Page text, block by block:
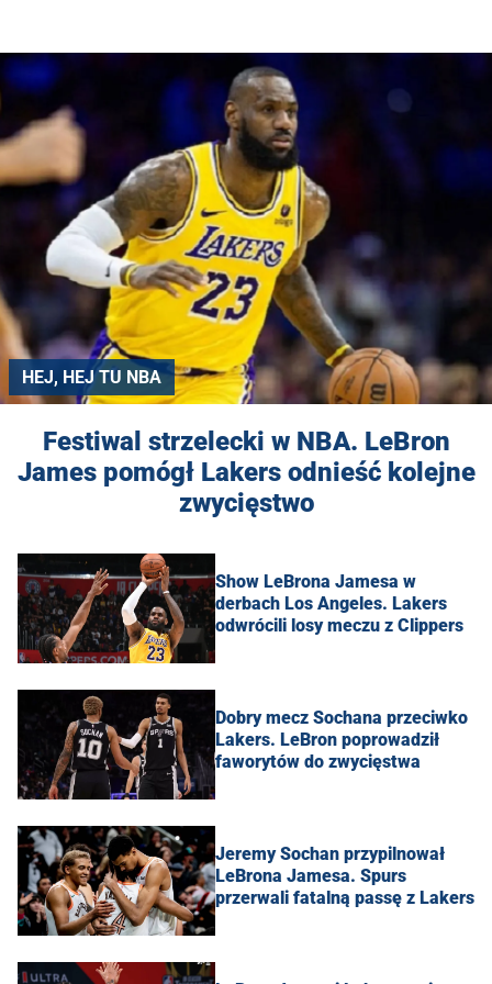
HEJ, HEJ TU NBA
Festiwal strzelecki w NBA. LeBron
James pomógł Lakers odnieść kolejne
zwycięstwo
Show LeBrona Jamesa w
derbach Los Angeles. Lakers
odwrócili losy meczu z Clippers
Dobry mecz Sochana przeciwko
Lakers. LeBron poprowadził
faworytów do zwycięstwa
Jeremy Sochan przypilnował
LeBrona Jamesa. Spurs
przerwali fatalną passę z Lakers